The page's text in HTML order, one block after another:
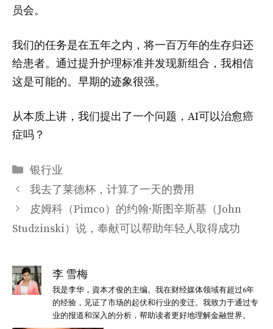
员会。
我们的任务是在五年之内，将一百万年的生存归还
给患者。通过提升护理标准并发现新组合，我相信
这是可能的。早期的迹象很强。
从本质上讲，我们提出了一个问题，AI可以治愈癌
症吗？
分
类
银行业
我去了莱德杯，计算了一天的费用
皮姆科（Pimco）的约翰·斯图辛斯基（John
Studzinski）说，奉献可以帮助年轻人取得成功
李 雪梅
我是李华，資本才俊的主编。我在财经媒体领域有超过6年
的经验，见证了市场的起伏和行业的变迁。我致力于通过专
业的报道和深入的分析，帮助读者更好地理解金融世界。